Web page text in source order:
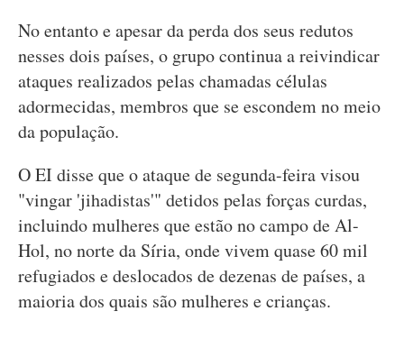
No entanto e apesar da perda dos seus redutos
nesses dois países, o grupo continua a reivindicar
ataques realizados pelas chamadas células
adormecidas, membros que se escondem no meio
da população.
O EI disse que o ataque de segunda-feira visou
"vingar 'jihadistas'" detidos pelas forças curdas,
incluindo mulheres que estão no campo de Al-
Hol, no norte da Síria, onde vivem quase 60 mil
refugiados e deslocados de dezenas de países, a
maioria dos quais são mulheres e crianças.